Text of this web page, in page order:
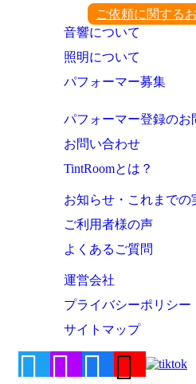
ご依頼に関する
音響について
照明について
パフォーマー募集
パフォーマー登録のお
お問い合わせ
TintRoomとは？
お知らせ・これまでの
ご利用者様の声
よくあるご質問
運営会社
プライバシーポリシー
サイトマップ